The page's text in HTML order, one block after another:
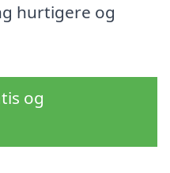
hurtigere og
og